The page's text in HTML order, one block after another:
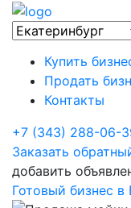
Купить
Продать
Контакты
+7 (343) 288-06-
Заказать
добавить
Готовый бизнес в